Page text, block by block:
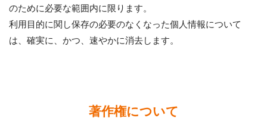
のために必要な範囲内に限ります。
利用目的に関し保存の必要のなくなった個人情報について
は、確実に、かつ、速やかに消去します。
著作権について